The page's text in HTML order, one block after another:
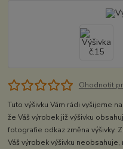
Ohodnotit
Tuto výšivku Vám rádi vyšijeme
že Váš výrobek již výšivku
fotografie odkaz změna výšivky.
Váš výrobek výšivku